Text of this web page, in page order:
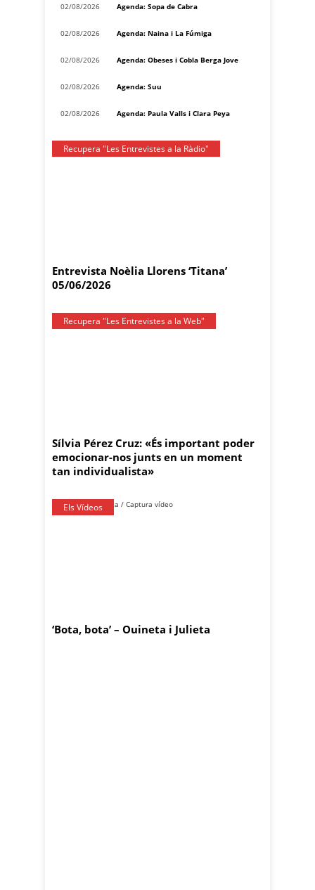
02/08/2026 Agenda: Sopa de Cabra
02/08/2026 Agenda: Naina i La Fúmiga
02/08/2026 Agenda: Obeses i Cobla Berga Jove
02/08/2026 Agenda: Suu
02/08/2026 Agenda: Paula Valls i Clara Peya
Recupera "Les Entrevistes a la Ràdio"
Entrevista Noèlia Llorens ‘Titana’
05/06/2026
Recupera "Les Entrevistes a la Web"
Sílvia Pérez Cruz: «És important poder
emocionar-nos junts en un moment
tan individualista»
Els Vídeos
‘Bota, bota’ – Ouineta i Julieta